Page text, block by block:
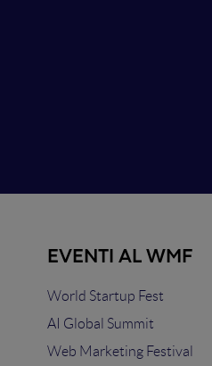
EVENTI AL WMF
World Startup Fest
AI Global Summit
Web Marketing Festival